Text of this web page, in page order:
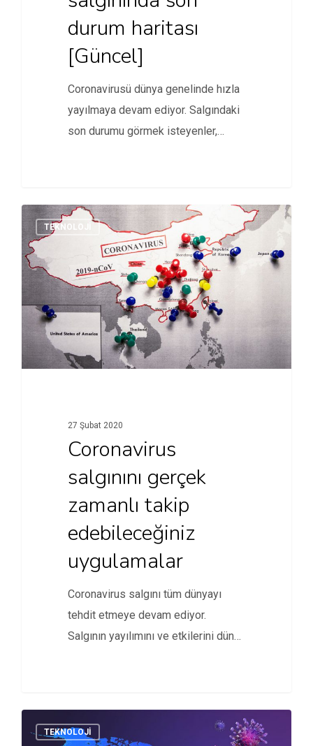
durum haritası
[Güncel]
Coronavirusü dünya genelinde hızla
yayılmaya devam ediyor. Salgındaki
son durumu görmek isteyenler,
TEKNOLOJI
27 Şubat 2020
Coronavirus
salgınını gerçek
zamanlı takip
edebileceğiniz
uygulamalar
Coronavirus salgını tüm dünyayı
tehdit etmeye devam ediyor.
Salgının yayılımını ve etkilerini dünya
TEKNOLOJI